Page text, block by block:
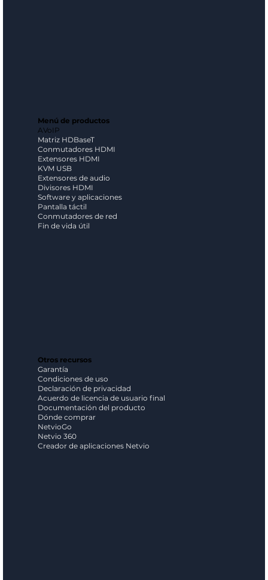
Menú de productos
AVoIP
Matriz HDBaseT
Conmutadores HDMI
Extensores HDMI
KVM USB
Extensores de audio
Divisores HDMI
Software y aplicaciones
Pantalla táctil
Conmutadores de red
Fin de vida útil
Otros recursos
Garantía
Condiciones de uso
Declaración de privacidad
Acuerdo de licencia de usuario final
Documentación del producto
Dónde comprar
NetvioGo
Netvio 360
Creador de aplicaciones Netvio